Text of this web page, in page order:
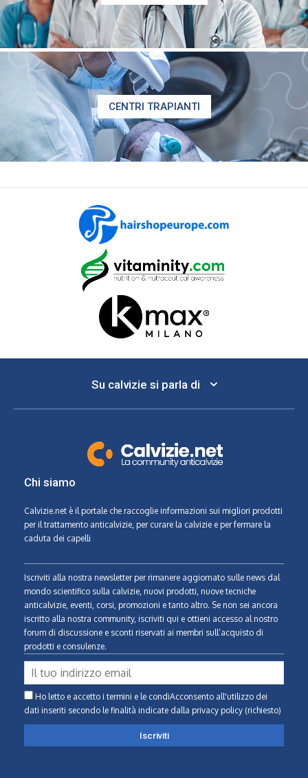
CENTRI TRAPIANTI
Su calvizie si parla di
Chi siamo
Calvizie.net è il portale che raccoglie informazioni sui migliori prodotti
per il trattamento anticalvizie, per curare la calvizie e per fermare la
caduta dei capelli
Iscriviti alla nostra newsletter per rimanere aggiornato sulle news dal
mondo scientifico sulla calvizie, nuovi prodotti, nuove tecniche
anticalvizie, eventi, corsi, promozioni e tanto altro. Se non sei ancora
iscritto alla nostra community, iscriviti qui e ottieni accesso al nostro
forum di discussione e sconti riservati ai membri sull’acquisto di
prodotti e consulenze.
Ho letto e accetto i termini e le condiAcconsento all'utilizzo dei
dati inseriti secondo le finalità indicate dalla privacy policy (richiesto)